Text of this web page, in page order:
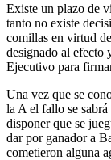
Existe un plazo de
tanto no existe
comillas en virtud
designado al efecto
Ejecutivo para
Una vez que se
la A el fallo se
disponer que se
dar por ganador a
cometieron alguna